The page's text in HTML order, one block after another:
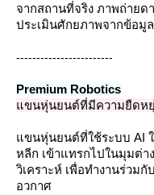
จากสถานที่จริง ภาพถ่ายด
ประเมินศักยภาพจากข้อมู
------------------------
Premium Robotics
ขนหุ่นยนต์ที่มีความยืดหยุ่
ขนหุ่นยนต์ที่ใช้ระบบ AI
หลีก เข้าแทรกไปในมุมต่า
วิเคราะห์ เพื่อทำงานร่วม
อวกาศ